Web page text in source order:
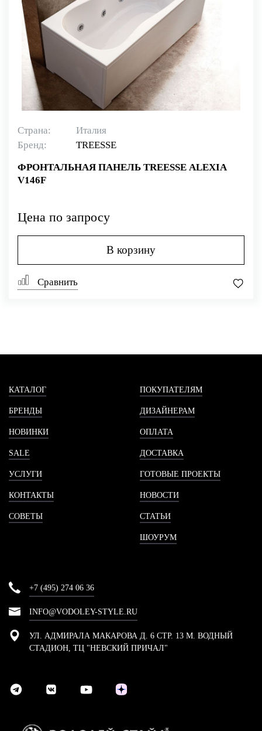
Страна:
Италия
Бренд:
TREESSE
ФРОНТАЛЬНАЯ ПАНЕЛЬ TREESSE ALEXIA
V146F
Цена по запросу
В корзину
Сравнить
КАТАЛОГ
БРЕНДЫ
НОВИНКИ
SALE
УСЛУГИ
КОНТАКТЫ
СОВЕТЫ
ПОКУПАТЕЛЯМ
ДИЗАЙНЕРАМ
ОПЛАТА
ДОСТАВКА
ГОТОВЫЕ ПРОЕКТЫ
НОВОСТИ
СТАТЬИ
ШОУРУМ
+7 (495) 274 06 36
INFO@VODOLEY-STYLE.RU
УЛ. АДМИРАЛА МАКАРОВА Д. 6 СТР. 13 М. ВОДНЫЙ
СТАДИОН, ТЦ "НЕВСКИЙ ПРИЧАЛ"